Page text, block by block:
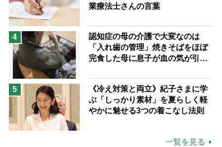
業療法士さんの言葉
4
認知症の母の介護で大変なのは
「入れ歯の管理」焼きそばをほぼ
完食した母に息子が血の気が引い
5
《冷え対策と両立》紀子さまに学
ぶ「しっかり素材」を夏らしく軽
やかに魅せる3つの着こなし法則
一覧を見る